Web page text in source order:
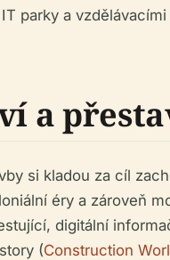
parky a
a
si kladou za cíl
éry a zároveň
digitální
(Construction